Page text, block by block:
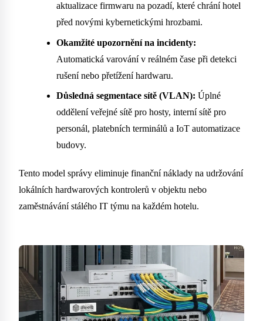
aktualizace firmwaru na pozadí, které chrání hotel
před novými kybernetickými hrozbami.
Okamžité upozornění na incidenty:
Automatická varování v reálném čase při detekci
rušení nebo přetížení hardwaru.
Důsledná segmentace sítě (VLAN): Úplné
oddělení veřejné sítě pro hosty, interní sítě pro
personál, platebních terminálů a IoT automatizace
budovy.
Tento model správy eliminuje finanční náklady na udržování
lokálních hardwarových kontrolerů v objektu nebo
zaměstnávání stálého IT týmu na každém hotelu.